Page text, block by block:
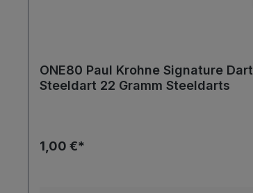
ONE80 Paul Krohne Signature Dart
Steeldart 22 Gramm Steeldarts
1,00 €*